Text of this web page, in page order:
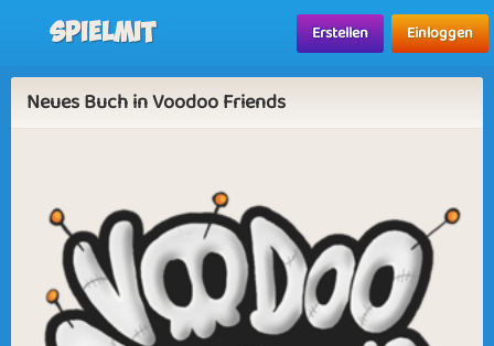
Spielmit Erstellen Einloggen
Neues Buch in Voodoo Friends